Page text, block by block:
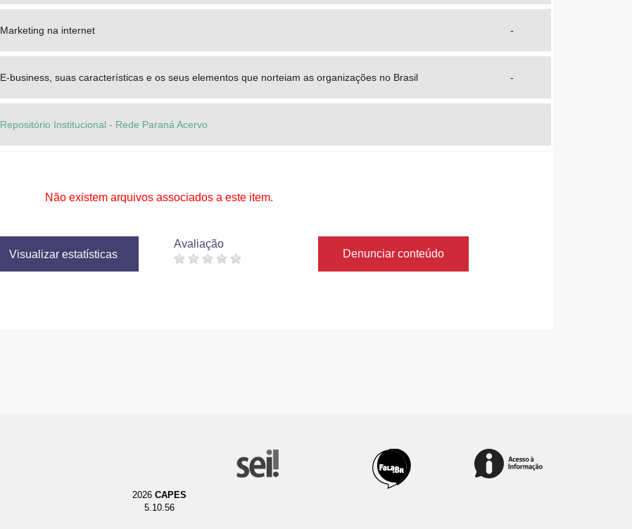
Marketing na internet -
E-business, suas características e os seus elementos que norteiam as organizações no Brasil -
Repositório Institucional - Rede Paraná Acervo
Não existem arquivos associados a este item.
Visualizar estatísticas
Avaliação
Denunciar conteúdo
2026 CAPES
5.10.56